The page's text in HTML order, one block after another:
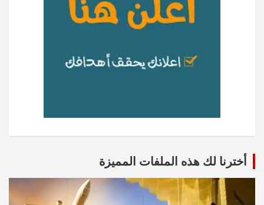
أخترنا لك هذه الملفات المميزة